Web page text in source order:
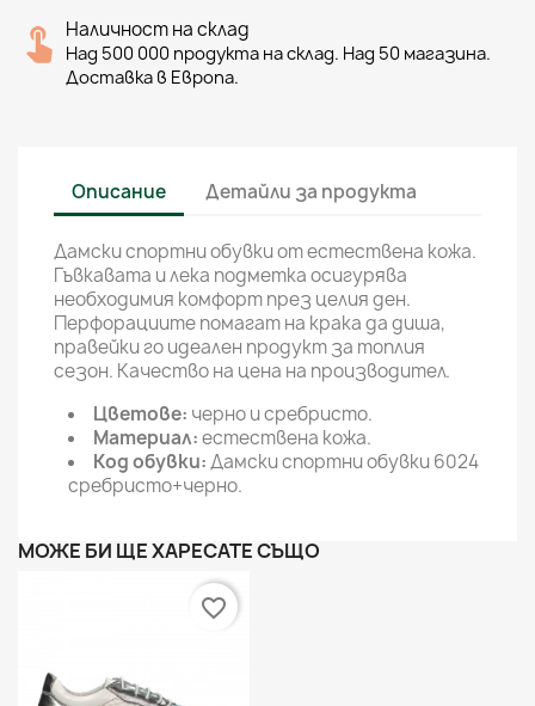
Наличност на склад
Над 500 000 продукта на склад. Над 50 магазина.
Доставка в Европа.
Описание Детайли за продукта
Дамски спортни обувки от естествена кожа.
Гъвкавата и лека подметка осигурява
необходимия комфорт през целия ден.
Перфорациите помагат на крака да диша,
правейки го идеален продукт за топлия
сезон. Качество на цена на производител.
Цветове: чернои сребристо.
Материал:естествена кожа.
Код обувки:Дамски спортни обувки 6024
сребристо+черно.
МОЖЕ БИ ЩЕ ХАРЕСАТЕ СЪЩО
favorite_border